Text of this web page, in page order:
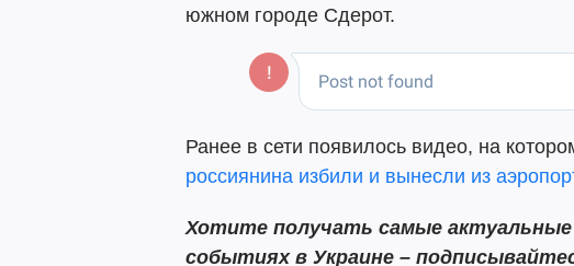
южном городе Сдерот.
Ранее в сети появилось видео, на
россиянина избили и вынесли из
Хотите получать самые
событиях в Украине –